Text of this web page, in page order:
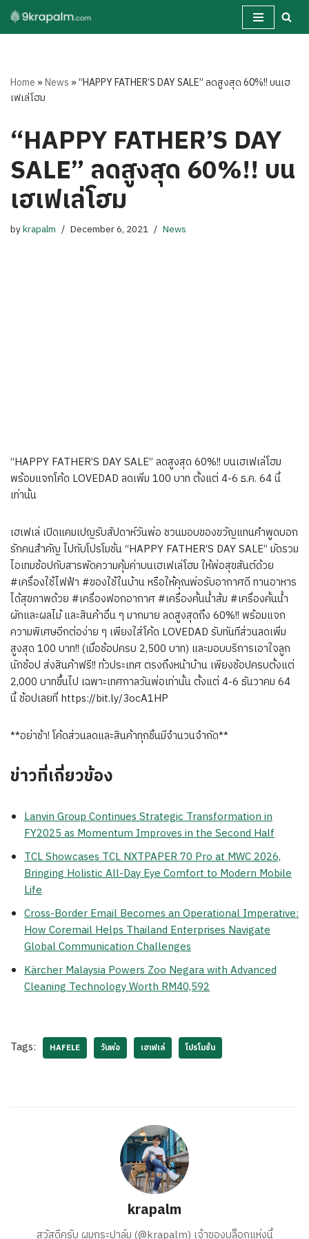
Skip
Home »News »“HAPPY FATHER’S DAY SALE” ลดสูงสุด 60%!! บนเฮ
เฟเล่โฮม
“HAPPY FATHER’S DAY
SALE” ลดสูงสุด 60%!! บน
เฮเฟเล่โฮม
bykrapalm December 6, 2021 News
“HAPPY FATHER’S DAY SALE” ลดสูงสุด 60%!! บนเฮเฟเล่โฮม
พร้อมแจกโค้ด LOVEDAD ลดเพิ่ม 100 บาท ตั้งแต่ 4-6 ธ.ค. 64 นี้
เท่านั้น
เฮเฟเล่ เปิดแคมเปญรับสัปดาห์วันพ่อ ชวนมอบของขวัญแทนคำพูดบอก
รักคนสำคัญ ไปกับโปรโมชั่น “HAPPY FATHER’S DAY SALE” มัดรวม
ไอเทมช้อปกับสารพัดความคุ้มค่าบนเฮเฟเล่โฮม ให้พ่อสุขสันต์ด้วย
#เครื่องใช้ไฟฟ้า #ของใช้ในบ้าน หรือให้คุณพ่อรับอากาศดี ทานอาหาร
ได้สุขภาพด้วย #เครื่องฟอกอากาศ #เครื่องคั้นน้ำส้ม #เครื่องคั้นน้ำ
ผักและผลไม้ และสินค้าอื่น ๆ มากมาย ลดสูงสุดถึง 60%!! พร้อมแจก
ความพิเศษอีกต่อง่าย ๆ เพียงใส่โค้ด LOVEDAD รับทันทีส่วนลดเพิ่ม
สูงสุด 100 บาท!! (เมื่อช้อปครบ 2,500 บาท) และมอบบริการเอาใจลูก
นักช้อป ส่งสินค้าฟรี!! ทั่วประเทศ ตรงถึงหน้าบ้าน เพียงช้อปครบตั้งแต่
2,000 บาทขึ้นไป เฉพาะเทศกาลวันพ่อเท่านั้น ตั้งแต่ 4-6 ธันวาคม 64
นี้ ช้อปเลยที่ https://bit.ly/3ocA1HP
**อย่าช้า! โค้ดส่วนลดและสินค้าทุกชิ้นมีจำนวนจำกัด**
ข่าวที่เกี่ยวข้อง
Lanvin Group Continues Strategic Transformation in
FY2025 as Momentum Improves in the Second Half
TCL Showcases TCL NXTPAPER 70 Pro at MWC 2026,
Bringing Holistic All-Day Eye Comfort to Modern Mobile
Life
Cross-Border Email Becomes an Operational Imperative:
How Coremail Helps Thailand Enterprises Navigate
Global Communication Challenges
Kärcher Malaysia Powers Zoo Negara with Advanced
Cleaning Technology Worth RM40,592
Tags: HAFELE วันพ่อ เฮเฟเล่ โปรโมชั่น
krapalm
สวัสดีครับ ผมกระปาล์ม (@krapalm) เจ้าของบล็อกแห่งนี้